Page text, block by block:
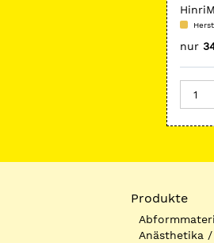
nur
Produkte
Anästhetika